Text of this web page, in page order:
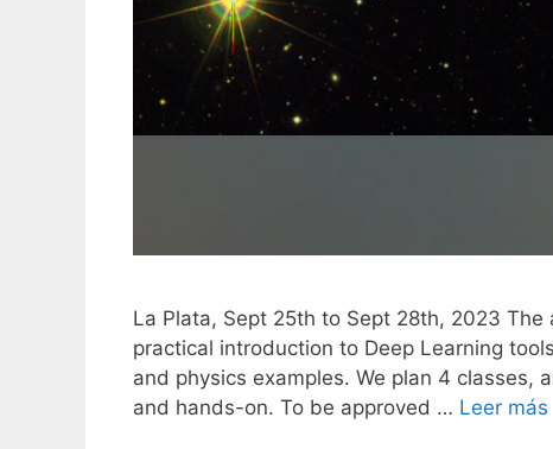
La Plata, Sept 25th to Sept 28th, 2023
practical introduction to Deep Learning
and physics examples. We plan 4
and hands-on. To be approved … Leer más